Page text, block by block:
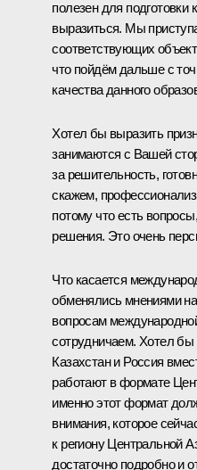
полезен для
выразиться. Мы
соответствующих
что пойдём дальше с
качества данного
Хотел бы выразить
занимаются с Вашей
за решительность,
скажем,
потому что есть
решения. Это очень
Что касается
обменялись мнениями
вопросам
сотрудничаем. Хотел бы
Казахстан и Россия
работают в формате
именно этот формат
внимания, которое
к региону Центральной
достаточно подробно и